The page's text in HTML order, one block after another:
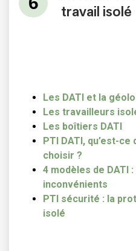
travail isolé
Les DATI et la
Les travailleurs
Les boîtiers DATI
PTI DATI, qu’est-
choisir ?
4 modèles de DATI
inconvénients
PTI sécurité : la
isolé